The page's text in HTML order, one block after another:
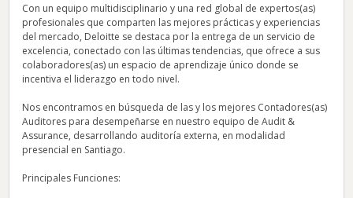
Con un equipo multidisciplinario y una red global de expertos(as)
profesionales que comparten las mejores prácticas y experiencias
del mercado, Deloitte se destaca por la entrega de un servicio de
excelencia, conectado con las últimas tendencias, que ofrece a sus
colaboradores(as) un espacio de aprendizaje único donde se
incentiva el liderazgo en todo nivel.
Nos encontramos en búsqueda de las y los mejores Contadores(as)
Auditores para desempeñarse en nuestro equipo de Audit &
Assurance, desarrollando auditoría externa, en modalidad
presencial en Santiago.
Principales Funciones: